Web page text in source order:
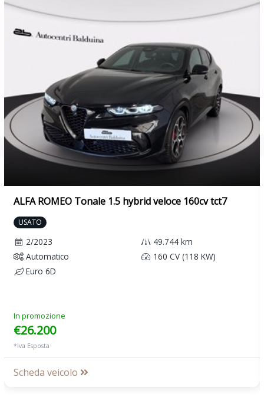
ALFA ROMEO Tonale 1.5 hybrid veloce 160cv tct7
USATO
2/2023
49.744 km
Automatico
160 CV (118 KW)
Euro 6D
In promozione
€26.200
*Iva Esposta
Scheda veicolo